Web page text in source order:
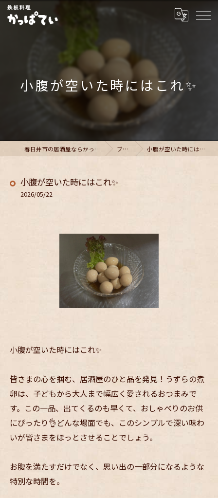
小腹が空いた時にはこれ✨
春日井市の居酒屋ならかっぱてい ブログ 小腹が空いた時にはこれ✨
小腹が空いた時にはこれ✨
2026/05/22
小腹が空いた時にはこれ✨
皆さまの心を掴む、居酒屋のひと品を発見！うずらの煮
卵は、子どもから大人まで幅広く愛されるおつまみで
す。この一品、出てくるのも早くて、おしゃべりのお供
にぴったり👌どんな場面でも、このシンプルで深い味わ
いが皆さまをほっとさせることでしょう。
お腹を満たすだけでなく、思い出の一部分になるような
特別な時間を。